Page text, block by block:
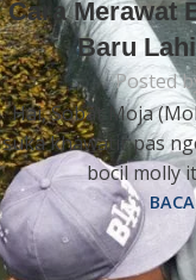
Cara Merawat
Baru
Posted
Hai, Sobat Moja
suka khawatir pas
bocil molly